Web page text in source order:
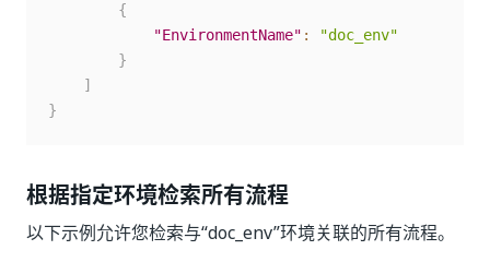
{
"EnvironmentName" :
"doc_env"
}
]
}
根据指定环境检索所有流程
以下示例允许您检索与“doc_env”环境关联的所有流程。